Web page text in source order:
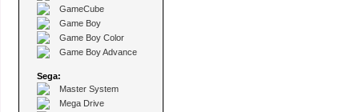
GameCube
Game Boy
Game Boy Color
Game Boy Advance
Sega:
Master System
Mega Drive